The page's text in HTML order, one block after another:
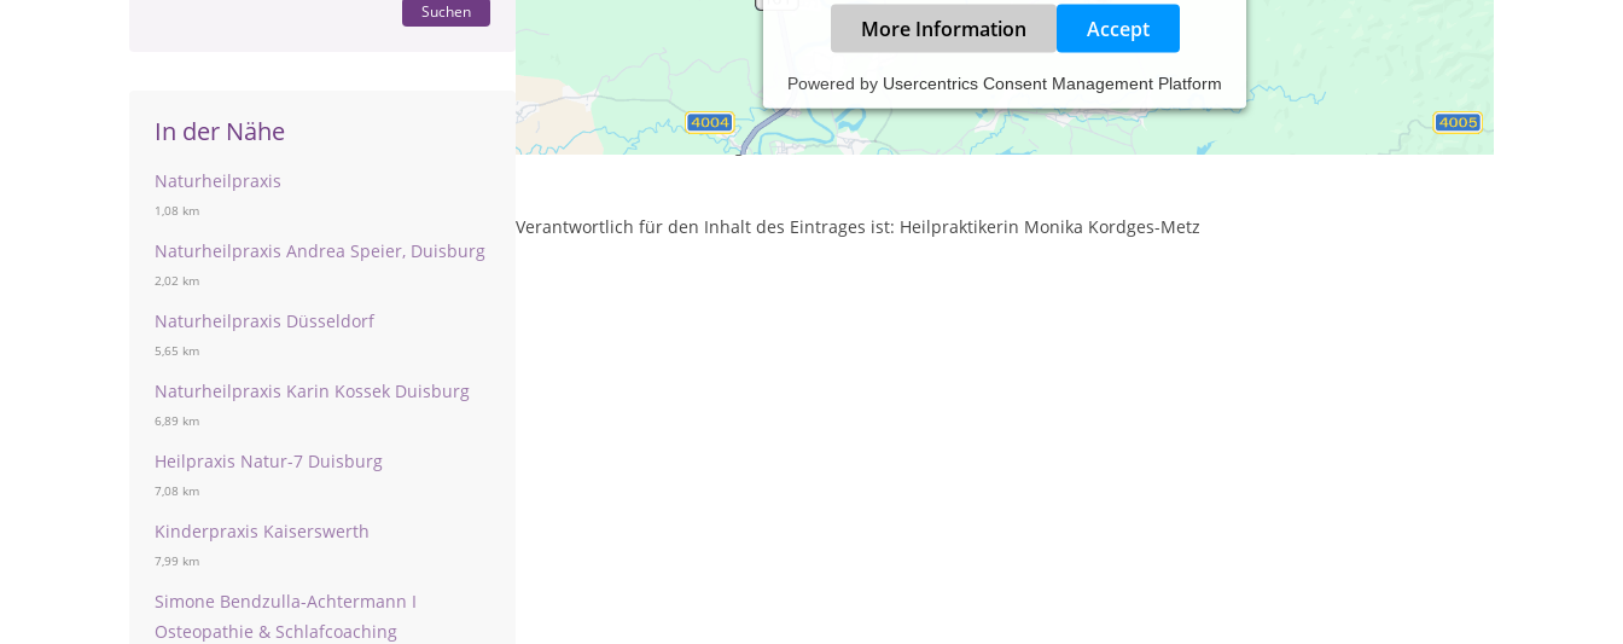
Suchen
In der Nähe
Naturheilpraxis
1,08 km
Naturheilpraxis Andrea Speier, Duisburg
2,02 km
Naturheilpraxis Düsseldorf
5,65 km
Naturheilpraxis Karin Kossek Duisburg
6,89 km
Heilpraxis Natur-7 Duisburg
7,08 km
Kinderpraxis Kaiserswerth
7,99 km
Simone Bendzulla-Achtermann I
Osteopathie & Schlafcoaching
More Information Accept
Powered by Usercentrics Consent Management Platform
Praxiszeiten:
Termine nach Vereinbarung
Verantwortlich für den Inhalt des Eintrages ist: Heilpraktikerin Monika Kordges-Metz